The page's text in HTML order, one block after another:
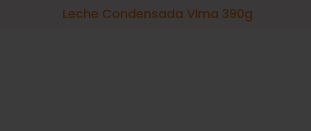
Leche Condensada Vima 390g